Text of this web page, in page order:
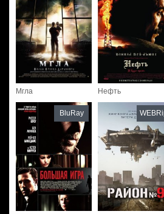
Мгла Нефть
BluRay